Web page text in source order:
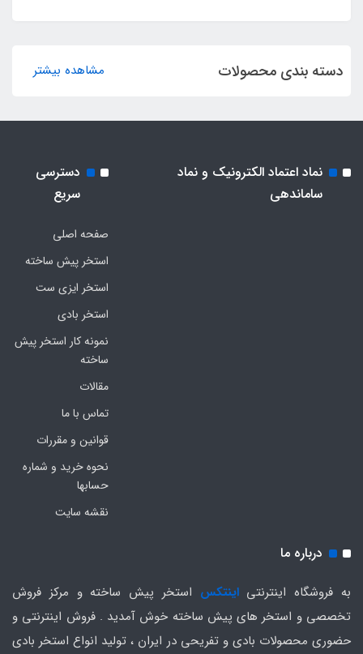
دسته بندی محصولات مشاهده بیشتر
نماد اعتماد الکترونیک و نماد
ساماندهی
دسترسی
سریع
صفحه اصلی
استخر پیش ساخته
استخر ایزی ست
استخر بادی
نمونه کار استخر پیش
ساخته
مقالات
تماس با ما
قوانین و مقررات
نحوه خرید و شماره
حسابها
نقشه سایت
درباره ما
به فروشگاه اینترنتیاینتکس استخر پیش ساخته و مرکز فروش
تخصصی و استخر های پیش ساخته خوش آمدید . فروش اینترنتی و
حضوری محصولات بادی و تفریحی در ایران ، تولید انواع استخر بادی